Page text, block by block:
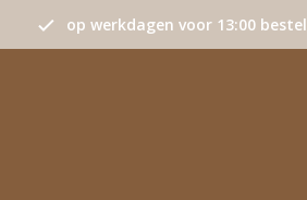
op werkdagen voor 13:00